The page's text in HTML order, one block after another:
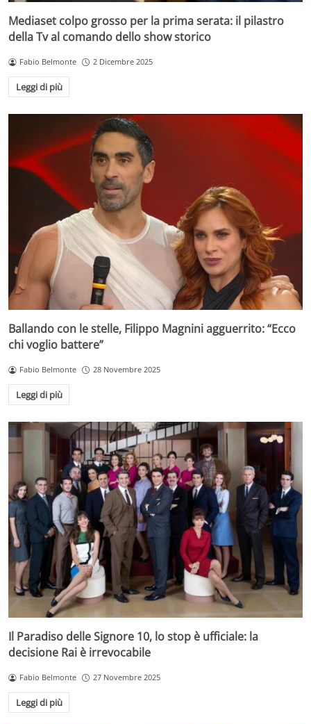
Mediaset colpo grosso per la prima serata: il pilastro
della Tv al comando dello show storico
Fabio Belmonte 2 Dicembre 2025
Leggi di più
Ballando con le stelle, Filippo Magnini agguerrito: “Ecco
chi voglio battere”
Fabio Belmonte 28 Novembre 2025
Leggi di più
Il Paradiso delle Signore 10, lo stop è ufficiale: la
decisione Rai è irrevocabile
Fabio Belmonte 27 Novembre 2025
Leggi di più